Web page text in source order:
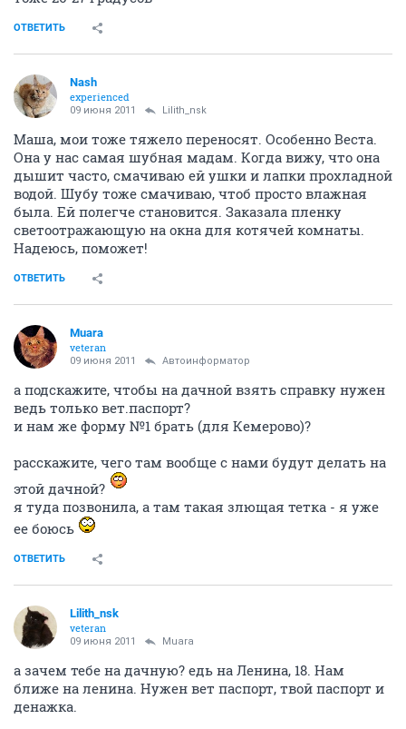
ОТВЕТИТЬ
Nash
experienced
09 июня 2011 Lilith_nsk
Маша, мои тоже тяжело переносят. Особенно Веста.
Она у нас самая шубная мадам. Когда вижу, что она
дышит часто, смачиваю ей ушки и лапки прохладной
водой. Шубу тоже смачиваю, чтоб просто влажная
была. Ей полегче становится. Заказала пленку
светоотражающую на окна для котячей комнаты.
Надеюсь, поможет!
ОТВЕТИТЬ
Muara
veteran
09 июня 2011 Автоинформатор
а подскажите, чтобы на дачной взять справку нужен
ведь только вет.паспорт?
и нам же форму №1 брать (для Кемерово)?
расскажите, чего там вообще с нами будут делать на
этой дачной?
я туда позвонила, а там такая злющая тетка - я уже
ее боюсь
ОТВЕТИТЬ
Lilith_nsk
veteran
09 июня 2011 Muara
а зачем тебе на дачную? едь на Ленина, 18. Нам
ближе на ленина. Нужен вет паспорт, твой паспорт и
денажка.